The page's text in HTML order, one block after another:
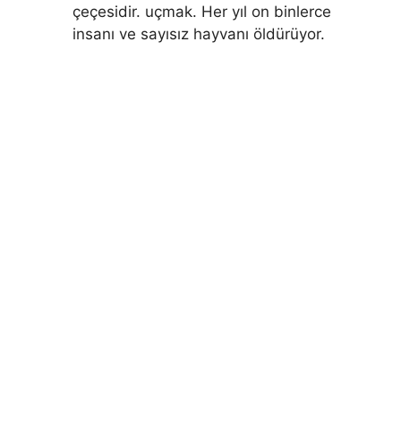
çeçesidir. uçmak. Her yıl on binlerce
insanı ve sayısız hayvanı öldürüyor.